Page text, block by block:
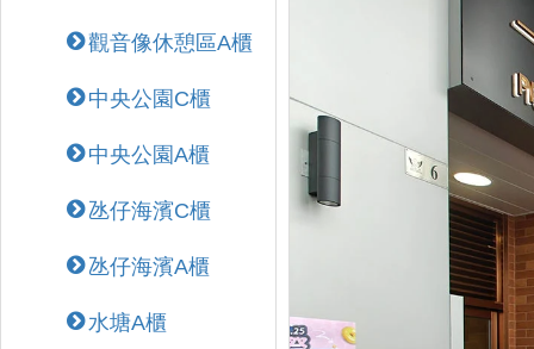
觀音像休憩區A櫃
中央公園C櫃
中央公園A櫃
氹仔海濱C櫃
氹仔海濱A櫃
水塘A櫃